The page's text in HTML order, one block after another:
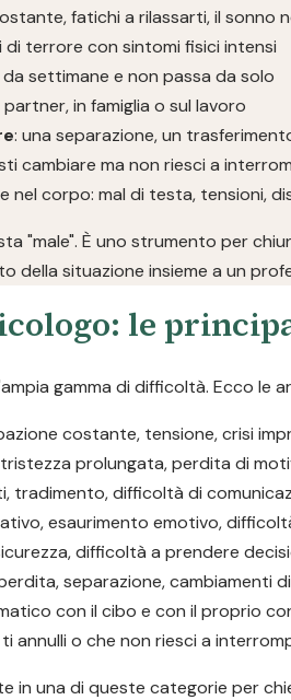
fatichi a rilassarti, il sonno
di terrore con sintomi fisici intensi
settimane e non passa da solo
partner, in famiglia o sul lavoro
: una separazione, un
cambiare ma non riesci a
nel corpo: mal di testa, tensioni,
"male". È uno strumento per
della situazione insieme a un
le
gamma di difficoltà. Ecco le
costante, tensione, crisi
prolungata, perdita di
tradimento, difficoltà di
esaurimento emotivo,
difficoltà a prendere
separazione, cambiamenti
con il cibo e con il proprio
ti annulli o che non riesci a
in una di queste categorie per